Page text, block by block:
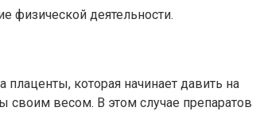
физической деятельности.
плаценты, которая начинает давить на
своим весом. В этом случае препаратов